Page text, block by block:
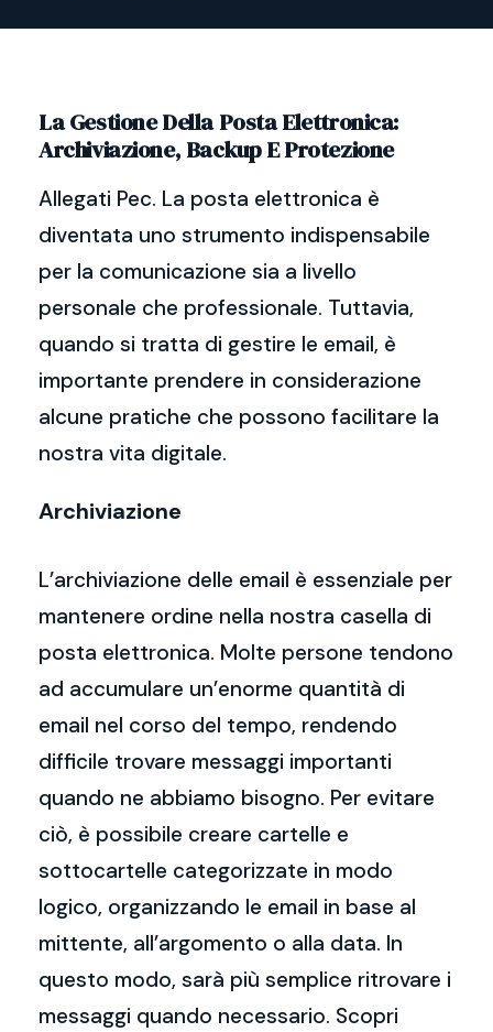
La Gestione Della Posta Elettronica:
Archiviazione, Backup E Protezione
Allegati Pec. La posta elettronica è
diventata uno strumento indispensabile
per la comunicazione sia a livello
personale che professionale. Tuttavia,
quando si tratta di gestire le email, è
importante prendere in considerazione
alcune pratiche che possono facilitare la
nostra vita digitale.
Archiviazione
L’archiviazione delle email è essenziale per
mantenere ordine nella nostra casella di
posta elettronica. Molte persone tendono
ad accumulare un’enorme quantità di
email nel corso del tempo, rendendo
difficile trovare messaggi importanti
quando ne abbiamo bisogno. Per evitare
ciò, è possibile creare cartelle e
sottocartelle categorizzate in modo
logico, organizzando le email in base al
mittente, all’argomento o alla data. In
questo modo, sarà più semplice ritrovare i
messaggi quando necessario. Scopri